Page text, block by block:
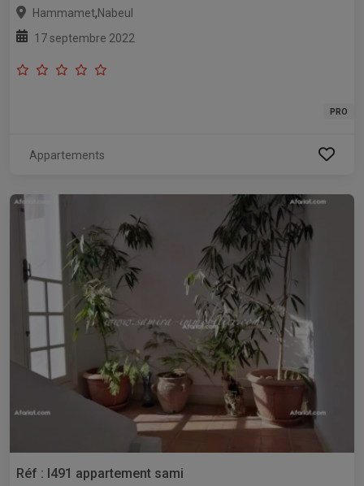
Hammamet,Nabeul
17 septembre 2022
PRO
Appartements
Réf : l491 appartement sami